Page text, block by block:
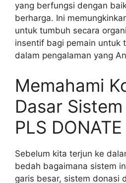
yang berfungsi dengan
berharga. Ini
untuk tumbuh secara
insentif bagi pemain untuk
dalam pengalaman yang
Memahami
Dasar
PLS DONATE
Sebelum kita terjun ke
bedah bagaimana sistem
garis besar, sistem donasi